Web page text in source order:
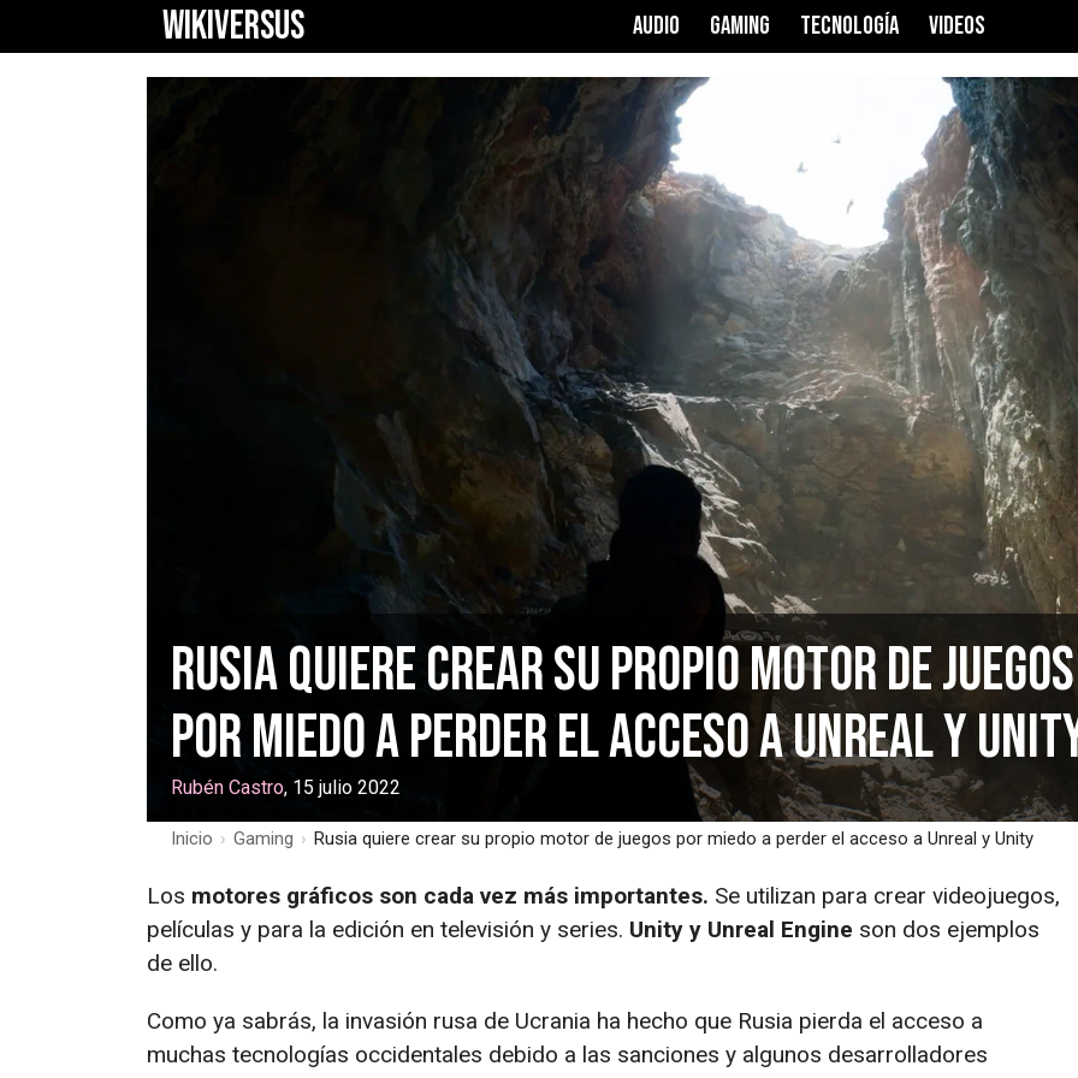
WIKIVERSUS AUDIO GAMING TECNOLOGÍA VIDEOS
Rusia quiere crear su propio motor de juegos
por miedo a perder el acceso a Unreal y
Rubén Castro, 15 julio 2022
Inicio › Gaming › Rusia quiere crear su propio motor de juegos por miedo a perder el acceso a Unreal y Unity
Los motores gráficos son cada vez más importantes. Se utilizan para crear videojuegos,
películas y para la edición en televisión y series. Unity y Unreal Engine son dos ejemplos
de ello.
Como ya sabrás, la invasión rusa de Ucrania ha hecho que Rusia pierda el acceso a
muchas tecnologías occidentales debido a las sanciones y algunos desarrolladores